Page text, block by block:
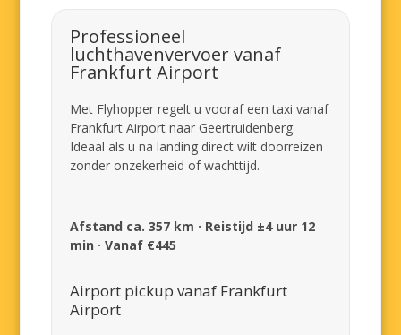
Professioneel
luchthavenvervoer vanaf
Frankfurt Airport
Met Flyhopper regelt u vooraf een taxi vanaf
Frankfurt Airport naar Geertruidenberg.
Ideaal als u na landing direct wilt doorreizen
zonder onzekerheid of wachttijd.
Afstand ca. 357 km · Reistijd ±4 uur 12
min · Vanaf €445
Airport pickup vanaf Frankfurt
Airport